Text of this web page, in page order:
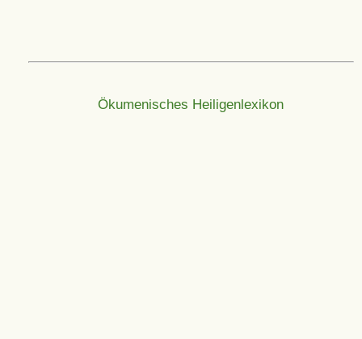
Ökumenisches Heiligenlexikon